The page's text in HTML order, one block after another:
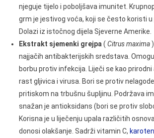
njeguje tijelo i poboljšava imunitet.
grm je jestivog voća, koji se često koristi u
Dolazi iz istočnog dijela Sjeverne Amerike.
Ekstrakt sjemenki grejpa ( Citrus maxima)
najjačih antibakterijskih sredstava.
borbu protiv infekcija. Liječi se kao
rast gljivica i virusa. Bori se protiv
pritiskom na trbušnu šupljinu. Podržava
snažan je antioksidans (bori se protiv
Korisna je u liječenju upala različitih
donosi olakšanje. Sadrži vitamin C,